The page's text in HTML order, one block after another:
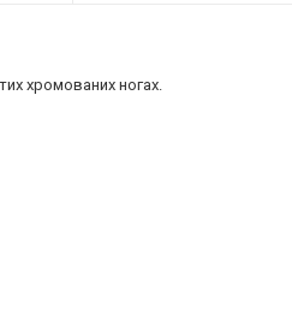
хромованих ногах.